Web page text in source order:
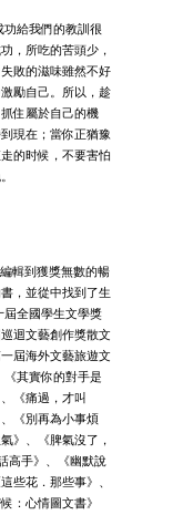
給我們的教訓很
，所吃的苦頭少，
敗的滋味雖然不好
勵自己。所以，趁
住屬於自己的機
現在；當你正猶豫
的时候，不要害怕
輯到獲獎無數的暢
，並從中找到了生
屆全國學生文學獎
迴文藝創作獎散文
屆海外文藝旅遊文
《其實你的對手是
《痛過，才叫
《別再為小事煩
》、《脾氣沒了，
高手》、《幽默說
些花．那些事》、
：心情圖文書》